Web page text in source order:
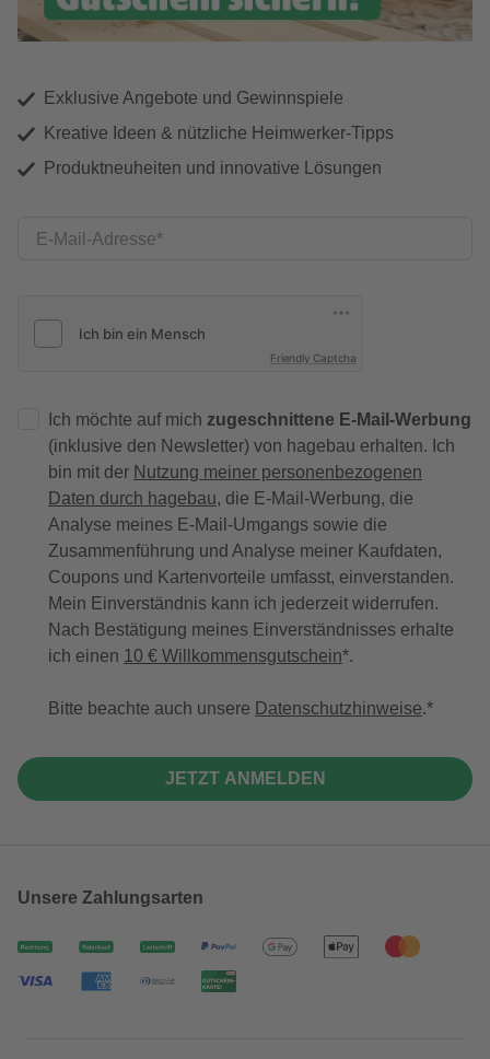
Exklusive Angebote und Gewinnspiele
Kreative Ideen & nützliche Heimwerker-Tipps
Produktneuheiten und innovative Lösungen
E-Mail-Adresse
Friendly Captcha
Ich möchte auf mich zugeschnittene E-Mail-Werbung
(inklusive den Newsletter) von hagebau erhalten. Ich
bin mit der Nutzung meiner personenbezogenen
Daten durch hagebau, die E-Mail-Werbung, die
Analyse meines E-Mail-Umgangs sowie die
Zusammenführung und Analyse meiner Kaufdaten,
Coupons und Kartenvorteile umfasst, einverstanden.
Mein Einverständnis kann ich jederzeit widerrufen.
Nach Bestätigung meines Einverständnisses erhalte
ich einen 10 € Willkommensgutschein*.
Bitte beachte auch unsere Datenschutzhinweise.
JETZT ANMELDEN
Unsere Zahlungsarten